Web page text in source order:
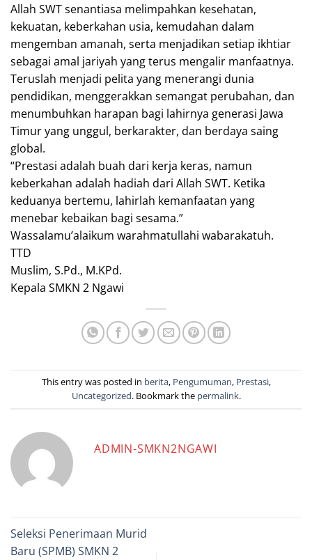
Allah SWT senantiasa melimpahkan kesehatan,
kekuatan, keberkahan usia, kemudahan dalam
mengemban amanah, serta menjadikan setiap ikhtiar
sebagai amal jariyah yang terus mengalir manfaatnya.
Teruslah menjadi pelita yang menerangi dunia
pendidikan, menggerakkan semangat perubahan, dan
menumbuhkan harapan bagi lahirnya generasi Jawa
Timur yang unggul, berkarakter, dan berdaya saing
global.
“Prestasi adalah buah dari kerja keras, namun
keberkahan adalah hadiah dari Allah SWT. Ketika
keduanya bertemu, lahirlah kemanfaatan yang
menebar kebaikan bagi sesama.”
Wassalamu’alaikum warahmatullahi wabarakatuh.
TTD
Muslim, S.Pd., M.KPd.
Kepala SMKN 2 Ngawi
This entry was posted in berita, Pengumuman, Prestasi,
Uncategorized. Bookmark the permalink.
ADMIN-SMKN2NGAWI
Seleksi Penerimaan Murid
Baru (SPMB) SMKN 2